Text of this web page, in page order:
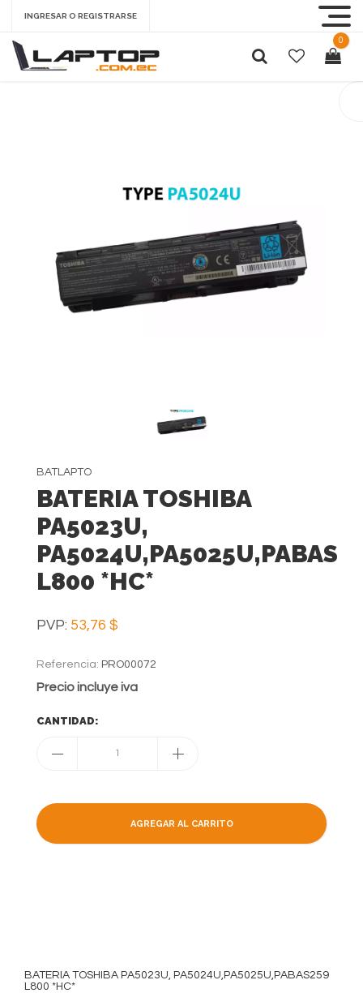
INGRESAR O REGISTRARSE
0
BATLAPTO
BATERIA TOSHIBA
PA5023U,
L800 *HC*
PVP: 53,76 $
Referencia: PRO00072
Precio incluye iva
CANTIDAD:
1
AGREGAR AL CARRITO
BATERIA TOSHIBA PA5023U, PA5024U,PA5025U,PABAS259
L800 *HC*